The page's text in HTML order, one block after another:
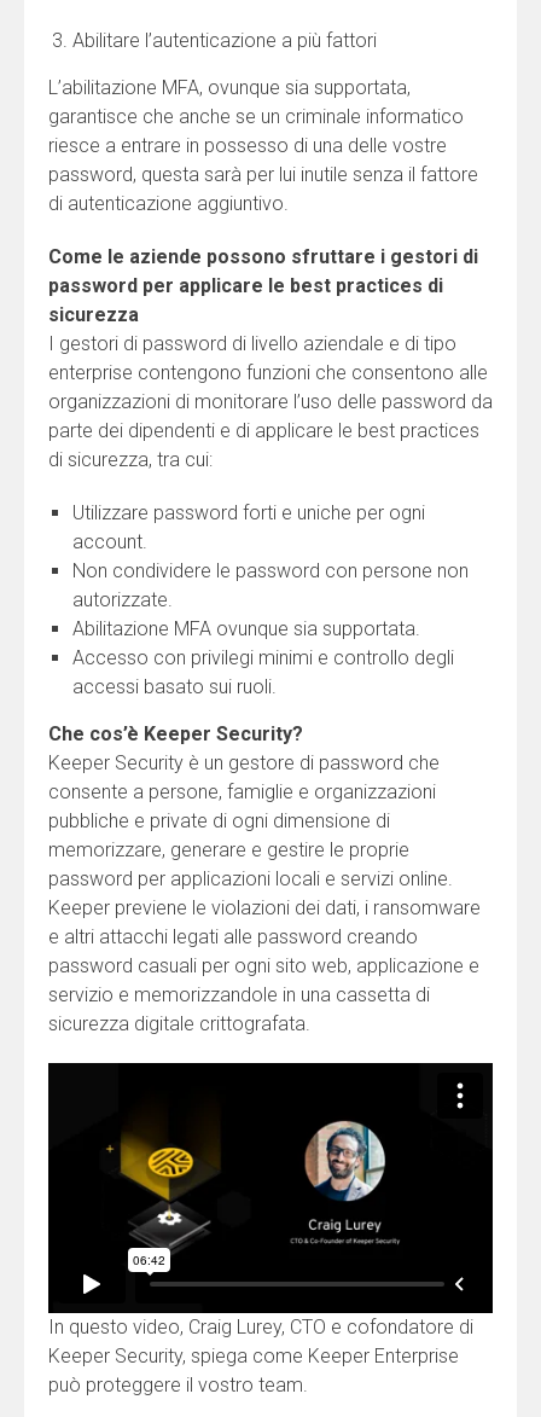
Abilitare l’autenticazione a più fattori
L’abilitazione MFA, ovunque sia supportata,
garantisce che anche se un criminale informatico
riesce a entrare in possesso di una delle vostre
password, questa sarà per lui inutile senza il fattore
di autenticazione aggiuntivo.
Come le aziende possono sfruttare i gestori di
password per applicare le best practices di
sicurezza
I gestori di password di livello aziendale e di tipo
enterprise contengono funzioni che consentono alle
organizzazioni di monitorare l’uso delle password da
parte dei dipendenti e di applicare le best practices
di sicurezza, tra cui:
Utilizzare password forti e uniche per ogni
account.
Non condividere le password con persone non
autorizzate.
Abilitazione MFA ovunque sia supportata.
Accesso con privilegi minimi e controllo degli
accessi basato sui ruoli.
Che cos’è Keeper Security?
Keeper Security è un gestore di password che
consente a persone, famiglie e organizzazioni
pubbliche e private di ogni dimensione di
memorizzare, generare e gestire le proprie
password per applicazioni locali e servizi online.
Keeper previene le violazioni dei dati, i ransomware
e altri attacchi legati alle password creando
password casuali per ogni sito web, applicazione e
servizio e memorizzandole in una cassetta di
sicurezza digitale crittografata.
In questo video, Craig Lurey, CTO e cofondatore di
Keeper Security, spiega come Keeper Enterprise
può proteggere il vostro team.